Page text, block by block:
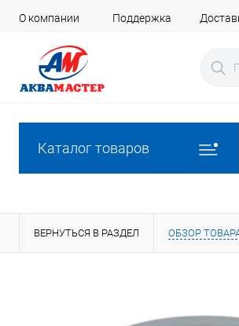
О компании Поддержка
Каталог товаров
ВЕРНУТЬСЯ В РАЗДЕЛ ОБЗОР